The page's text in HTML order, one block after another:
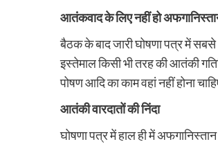
आतंकवाद के लिए नहीं हो
बैठक के बाद जारी घोषणा पत्र में
इस्तेमाल किसी भी तरह की आतंकी
पोषण आदि का काम वहां नहीं होना
आतंकी वारदातों की निंदा
घोषणा पत्र में हाल ही में